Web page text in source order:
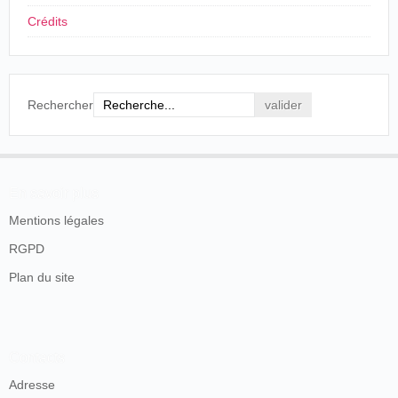
de platicar largamente sobre
diferentes temas, el caballero
preguntó si me sería posible
su negocio. Al decirle yo que sí,
me informó entonces que él debía
partir inmediatamente para
taller para ultimar lo referente a
Enrique Rosas.
Crédits
Rechercher
Mentions légales
RGPD
Plan du site
Adresse